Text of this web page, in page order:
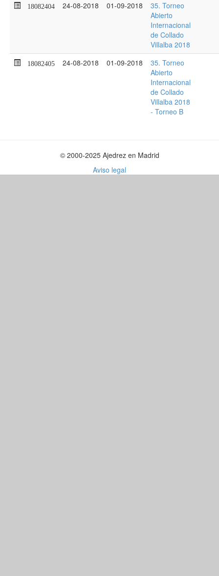
18082404 24-08-2018 01-09-2018
35. Torneo
Abierto
Internacional
de Collado
Villalba 2018
18082405 24-08-2018 01-09-2018
35. Torneo
Abierto
Internacional
de Collado
Villalba 2018
- Torneo B
© 2000-2025 Ajedrez en Madrid
Aviso legal